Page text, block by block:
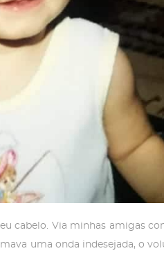
cabelo. Via minhas amigas
uma onda indesejada, o